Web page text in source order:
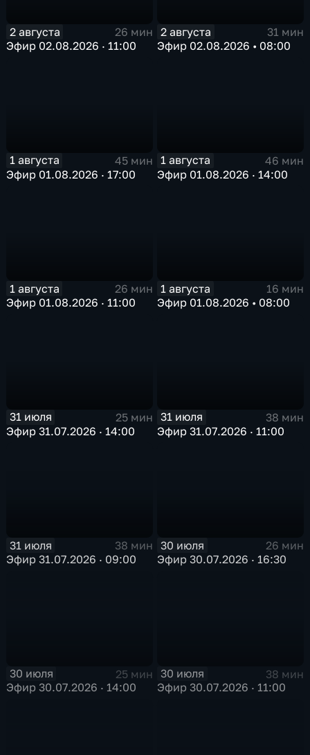
2 августа
26 мин
Эфир 02.08.2026 · 11:00
2 августа
31 мин
Эфир 02.08.2026 • 08:00
1 августа
45 мин
Эфир 01.08.2026 · 17:00
1 августа
46 мин
Эфир 01.08.2026 · 14:00
1 августа
26 мин
Эфир 01.08.2026 · 11:00
1 августа
16 мин
Эфир 01.08.2026 • 08:00
31 июля
25 мин
Эфир 31.07.2026 · 14:00
31 июля
38 мин
Эфир 31.07.2026 · 11:00
31 июля
38 мин
Эфир 31.07.2026 · 09:00
30 июля
26 мин
Эфир 30.07.2026 · 16:30
30 июля
25 мин
Эфир 30.07.2026 · 14:00
30 июля
38 мин
Эфир 30.07.2026 · 11:00